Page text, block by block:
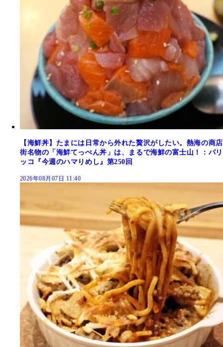
【海鮮丼】たまには日常から外れた贅沢がしたい。熱海の商店
街名物の「海鮮てっぺん丼」は、まるで海鮮の富士山！：パリ
ッコ『今週のハマりめし』第250回
2026年08月07日 11:40